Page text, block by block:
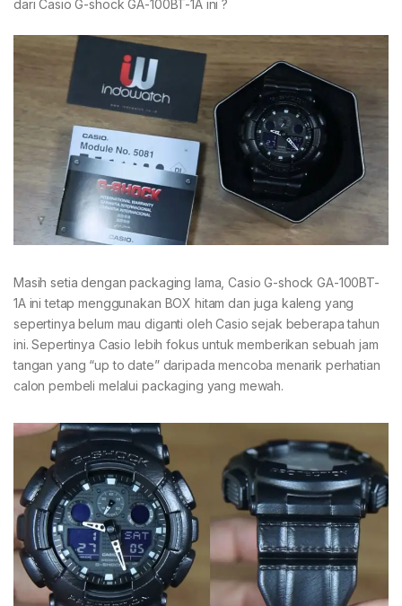
dari Casio G-shock GA-100BT-1A ini ?
Masih setia dengan packaging lama, Casio G-shock GA-100BT-
1A ini tetap menggunakan BOX hitam dan juga kaleng yang
sepertinya belum mau diganti oleh Casio sejak beberapa tahun
ini. Sepertinya Casio lebih fokus untuk memberikan sebuah jam
tangan yang “up to date” daripada mencoba menarik perhatian
calon pembeli melalui packaging yang mewah.